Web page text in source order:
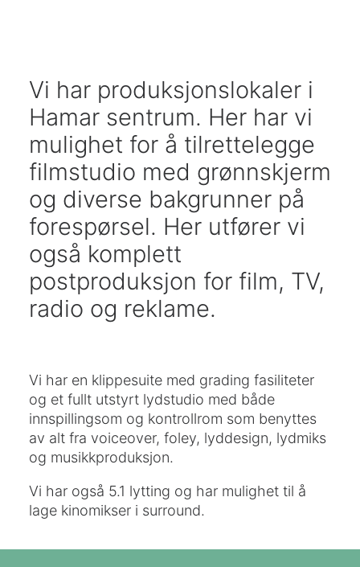
Vi har produksjonslokaler i
Hamar sentrum. Her har vi
mulighet for å tilrettelegge
filmstudio med grønnskjerm
og diverse bakgrunner på
forespørsel. Her utfører vi
også komplett
postproduksjon for film, TV,
radio og reklame.
Vi har en klippesuite med grading fasiliteter
og et fullt utstyrt lydstudio med både
innspillingsom og kontrollrom som benyttes
av alt fra voiceover, foley, lyddesign, lydmiks
og musikkproduksjon.
Vi har også 5.1 lytting og har mulighet til å
lage kinomikser i surround.